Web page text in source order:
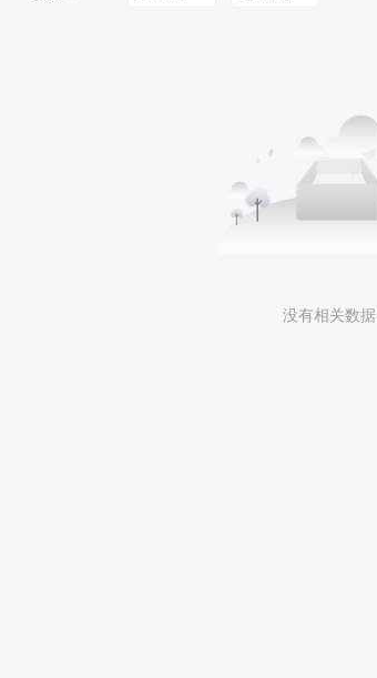
没有相关数据